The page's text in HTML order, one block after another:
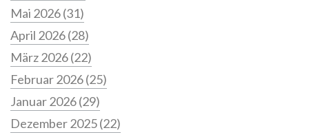
Mai 2026(31)
April 2026(28)
März 2026(22)
Februar 2026(25)
Januar 2026(29)
Dezember 2025(22)